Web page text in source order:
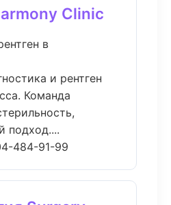
Clinic
в
и рентген
Команда
подход....
484-91-99